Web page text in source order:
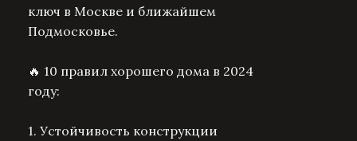
ключ в Москве и ближайшем
Подмосковье.
🔥 10 правил хорошего дома в 2024
году:
1. Устойчивость конструкции